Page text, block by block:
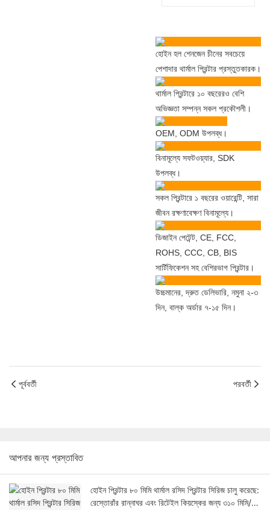
হোইন হল শেনজেন চীনের সবচেয়ে
পেশাদার থার্মাল প্রিন্টার প্রস্তুতকারক।
থার্মাল প্রিন্টারে ১০ বছরেরও বেশি
অভিজ্ঞতা সম্পন্ন সকল প্রকৌশলী।
OEM, ODM উপলব্ধ।
বিনামূল্যে সফটওয়্যার, SDK
উপলব্ধ।
সকল প্রিন্টারে ১ বছরের ওয়ারেন্টি, সারা
জীবন রক্ষণাবেক্ষণ বিনামূল্যে।
ডিজাইন পেটেন্ট, CE, FCC,
ROHS, CCC, CB, BIS
সার্টিফিকেশন সহ বেশিরভাগ প্রিন্টার।
উচ্চমানের, দ্রুত ডেলিভারি, নমুনা ২-৩
দিন, বাল্ক অর্ডার ৭-১৫ দিন।
পূর্ববর্তী পরবর্তী
আপনার জন্য প্রস্তাবিত
হোইন প্রিন্টার ৮০ মিমি থার্মাল রসিদ প্রিন্টার সিরিজ চালু করেছে:
রেস্তোরাঁর রান্নাঘর এবং রিটেইল কিয়স্কের জন্য ৩১০ মিমি/